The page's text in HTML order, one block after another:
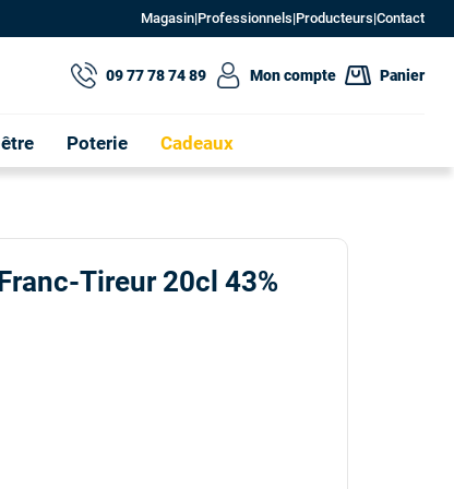
Magasin|Professionnels|Producteurs|Contact
Poterie Cadeaux
09 77 78 74 89 Mon compte Panier
Tireur 20cl 43%